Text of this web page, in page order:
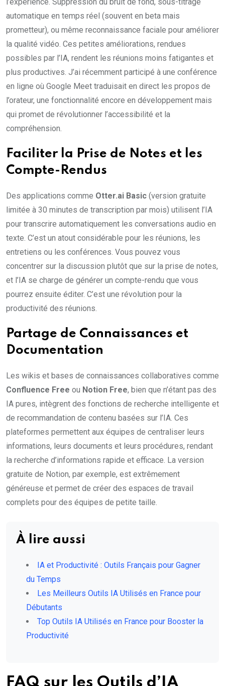
l’expérience. Suppression du bruit de fond, sous-titrage
automatique en temps réel (souvent en beta mais
prometteur), ou même reconnaissance faciale pour améliorer
la qualité vidéo. Ces petites améliorations, rendues
possibles par l’IA, rendent les réunions moins fatigantes et
plus productives. J’ai récemment participé à une conférence
en ligne où Google Meet traduisait en direct les propos de
l’orateur, une fonctionnalité encore en développement mais
qui promet de révolutionner l’accessibilité et la
compréhension.
Faciliter la Prise de Notes et les
Compte-Rendus
Des applications comme Otter.ai Basic (version gratuite
limitée à 30 minutes de transcription par mois) utilisent l’IA
pour transcrire automatiquement les conversations audio en
texte. C’est un atout considérable pour les réunions, les
entretiens ou les conférences. Vous pouvez vous
concentrer sur la discussion plutôt que sur la prise de notes,
et l’IA se charge de générer un compte-rendu que vous
pourrez ensuite éditer. C’est une révolution pour la
productivité des réunions.
Partage de Connaissances et
Documentation
Les wikis et bases de connaissances collaboratives comme
Confluence Free ou Notion Free, bien que n’étant pas des
IA pures, intègrent des fonctions de recherche intelligente et
de recommandation de contenu basées sur l’IA. Ces
plateformes permettent aux équipes de centraliser leurs
informations, leurs documents et leurs procédures, rendant
la recherche d’informations rapide et efficace. La version
gratuite de Notion, par exemple, est extrêmement
généreuse et permet de créer des espaces de travail
complets pour des équipes de petite taille.
À lire aussi
IA et Productivité : Outils Français pour Gagner
du Temps
Les Meilleurs Outils IA Utilisés en France pour
Débutants
Top Outils IA Utilisés en France pour Booster la
Productivité